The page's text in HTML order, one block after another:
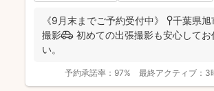
《9月末までご予約受付中》 📍千葉県
撮影🚗 初めての出張撮影も安心してお
い。
予約承諾率： 97% 最終アクティブ： 3